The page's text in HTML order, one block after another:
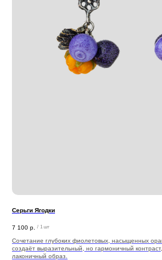
Серьги Ягодки
7 100 р. / 1 шт
Сочетание глубоких фиолетовых, насыщенных
создаёт выразительный, но гармоничный
лаконичный образ.